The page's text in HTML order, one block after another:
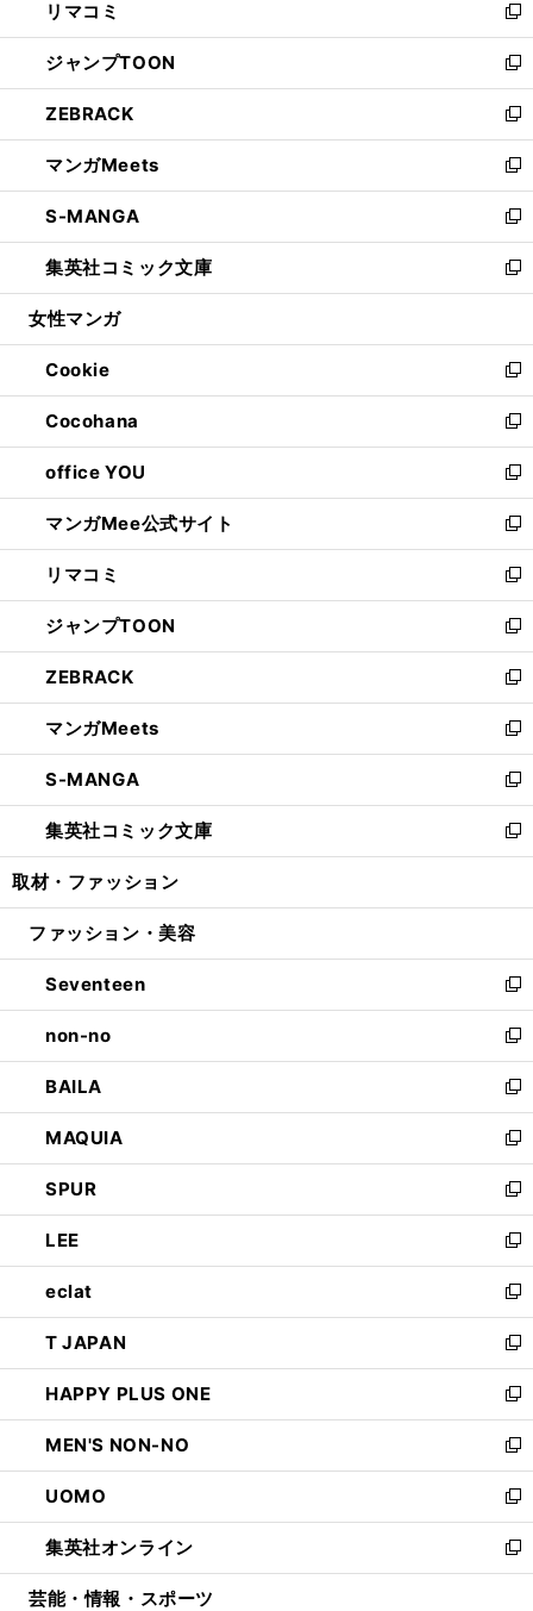
で
開
く
ド
ウ
で
開
く
ィ
ン
ド
ウ
で
開
く
い
ウ
ィ
ン
ド
ウ
で
開
く
リマコミ
新
し
い
ウ
ィ
ン
ド
ウ
で
開
く
ジャンプTOON
新
し
い
ウ
ィ
ン
ド
ウ
で
開
ZEBRACK
新
し
い
ウ
ィ
ン
ド
ウ
開
く
マンガMeets
新
し
い
ウ
ィ
ン
ウ
で
開
く
S-MANGA
新
し
い
ウ
ン
ド
ウ
で
開
く
集英社コミック文庫
新
し
ウ
ィ
ン
ド
ウ
で
開
く
女性マンガ
Cookie
新
し
い
ウ
ィ
ン
ド
ウ
で
開
く
Cocohana
新
し
い
ウ
ィ
ン
ド
ウ
で
開
く
office YOU
新
し
い
ウ
ィ
ン
ド
ウ
で
開
く
マンガMee公式サイト
新
し
い
ウ
ィ
ン
ド
ウ
で
開
く
リマコミ
新
し
い
ウ
ィ
ン
ド
ウ
で
開
く
ジャンプTOON
新
し
い
ウ
ィ
ン
ド
ウ
で
開
ZEBRACK
新
し
い
ウ
ィ
ン
ド
ウ
開
マンガMeets
新
し
い
ウ
ィ
ン
ウ
開
く
S-MANGA
新
し
い
ウ
ン
ウ
で
開
く
集英社コミック文庫
新
し
ウ
ン
ド
ウ
で
開
く
取材・ファッション
ファッション・美容
Seventeen
新
し
い
ウ
ィ
ン
ド
ウ
で
開
く
non-no
新
し
い
ウ
ィ
ン
ド
ウ
で
開
く
BAILA
新
し
い
ウ
ィ
ン
ド
ウ
で
開
く
MAQUIA
新
し
い
ウ
ィ
ン
ド
ウ
で
開
く
SPUR
新
し
い
ウ
ィ
ン
ド
ウ
で
開
く
LEE
新
し
い
ウ
ィ
ン
ド
ウ
で
開
く
eclat
新
し
い
ウ
ィ
ン
ド
ウ
で
開
く
T JAPAN
新
し
い
ウ
ィ
ン
ド
ウ
で
開
HAPPY PLUS ONE
新
し
い
ウ
ィ
ン
ド
ウ
MEN'S NON-NO
新
し
い
ウ
ィ
ン
UOMO
新
し
い
ウ
集英社オンライン
新
し
芸能・情報・スポーツ